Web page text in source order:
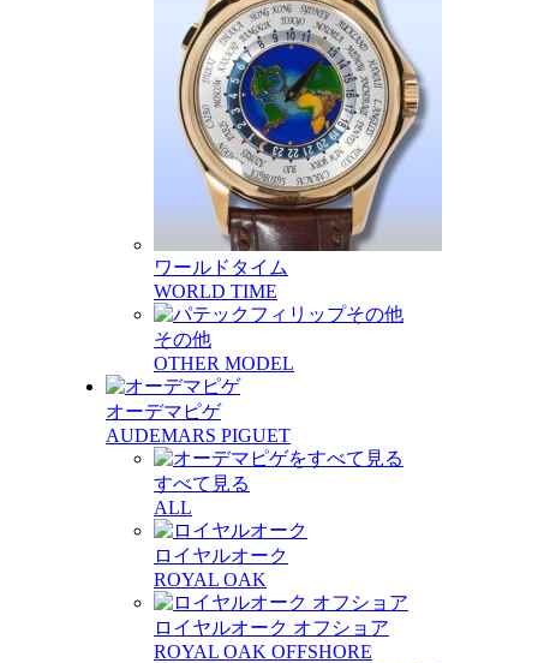
ワールドタイム
WORLD TIME
その他
OTHER MODEL
オーデマピゲ
AUDEMARS PIGUET
すべて見る
ALL
ロイヤルオーク
ROYAL OAK
ロイヤルオーク オフショア
ROYAL OAK OFFSHORE